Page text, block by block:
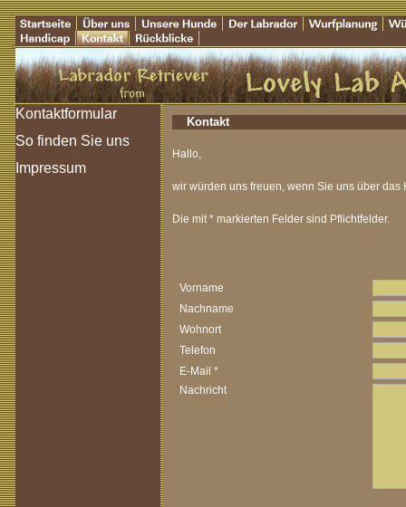
Kontakt
Hallo,
wir würden uns freuen, wenn Sie uns über
Die mit * markierten Felder sind Pflichtfelder.
Vorname
Nachname
Wohnort
Telefon
E-Mail *
Nachricht